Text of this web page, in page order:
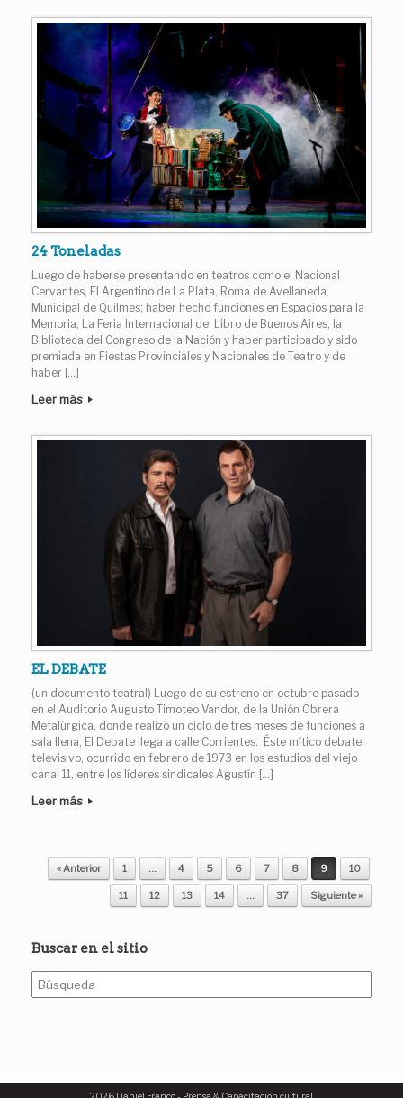
24 Toneladas
Luego de haberse presentando en teatros como el Nacional
Cervantes, El Argentino de La Plata, Roma de Avellaneda,
Municipal de Quilmes; haber hecho funciones en Espacios para la
Memoria, La Feria Internacional del Libro de Buenos Aires, la
Biblioteca del Congreso de la Nación y haber participado y sido
premiada en Fiestas Provinciales y Nacionales de Teatro y de
haber […]
Leer más
EL DEBATE
(un documento teatral) Luego de su estreno en octubre pasado
en el Auditorio Augusto Timoteo Vandor, de la Unión Obrera
Metalúrgica, donde realizó un ciclo de tres meses de funciones a
sala llena, El Debate llega a calle Corrientes. Éste mítico debate
televisivo, ocurrido en febrero de 1973 en los estudios del viejo
canal 11, entre los líderes sindicales Agustín […]
Leer más
Navegador de artículos
« Anterior 1 … 4 5 6 7 8 9 10
11 12 13 14 … 37 Siguiente »
Buscar en el sitio
Buscar: